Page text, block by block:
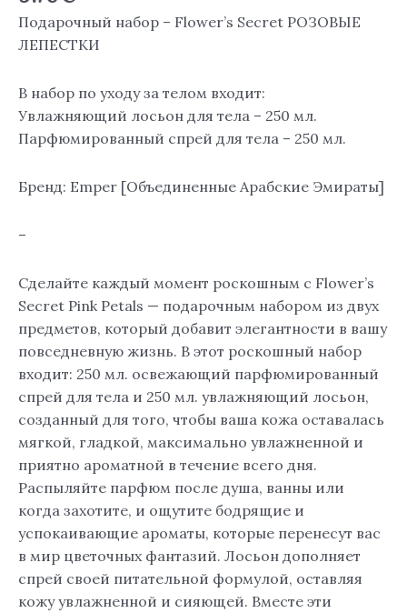
Подарочный набор – Flower’s Secret РОЗОВЫЕ
ЛЕПЕСТКИ
В набор по уходу за телом входит:
Увлажняющий лосьон для тела – 250 мл.
Парфюмированный спрей для тела – 250 мл.
Бренд: Emper [Объединенные Арабские Эмираты]
–
Сделайте каждый момент роскошным с Flower’s
Secret Pink Petals — подарочным набором из двух
предметов, который добавит элегантности в вашу
повседневную жизнь. В этот роскошный набор
входит: 250 мл. освежающий парфюмированный
спрей для тела и 250 мл. увлажняющий лосьон,
созданный для того, чтобы ваша кожа оставалась
мягкой, гладкой, максимально увлажненной и
приятно ароматной в течение всего дня.
Распыляйте парфюм после душа, ванны или
когда захотите, и ощутите бодрящие и
успокаивающие ароматы, которые перенесут вас
в мир цветочных фантазий. Лосьон дополняет
спрей своей питательной формулой, оставляя
кожу увлажненной и сияющей. Вместе эти
ЛЕПЕСТКИ]